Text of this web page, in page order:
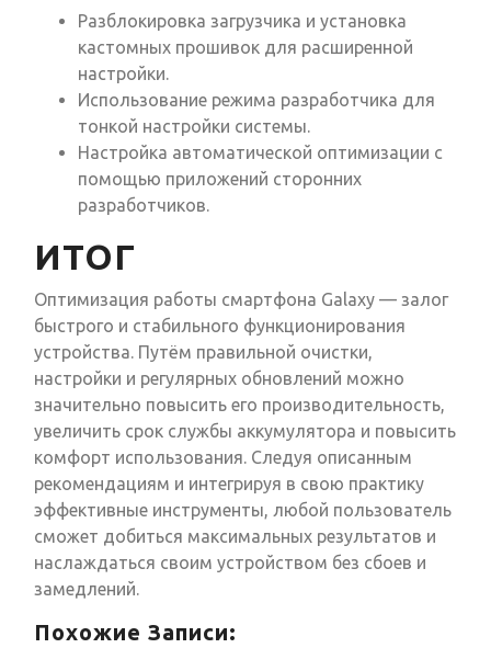
Разблокировка загрузчика и установка
кастомных прошивок для расширенной
настройки.
Использование режима разработчика для
тонкой настройки системы.
Настройка автоматической оптимизации с
помощью приложений сторонних
разработчиков.
ИТОГ
Оптимизация работы смартфона Galaxy — залог
быстрого и стабильного функционирования
устройства. Путём правильной очистки,
настройки и регулярных обновлений можно
значительно повысить его производительность,
увеличить срок службы аккумулятора и повысить
комфорт использования. Следуя описанным
рекомендациям и интегрируя в свою практику
эффективные инструменты, любой пользователь
сможет добиться максимальных результатов и
наслаждаться своим устройством без сбоев и
замедлений.
Похожие Записи: